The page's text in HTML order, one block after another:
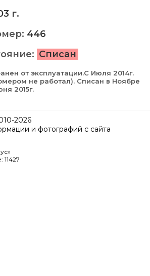
г.
446
Списан
от эксплуатации.С Июля 2014г.
не работал). Списан в Ноябре
2015г.
2026
и фотографий с сайта